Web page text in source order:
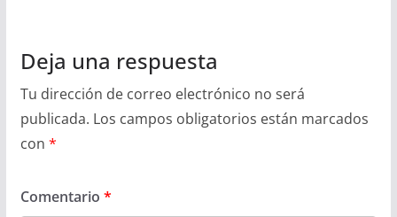
Deja una respuesta
Tu dirección de correo electrónico no será
publicada. Los campos obligatorios están marcados
con *
Comentario *